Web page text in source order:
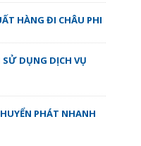
HÀNG ĐI CHÂU PHI
DỤNG DỊCH VỤ
PHÁT NHANH